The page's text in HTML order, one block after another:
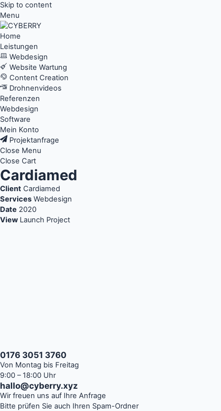
Skip to content
Menu
Home
Leistungen
Webdesign
Website Wartung
Content Creation
Drohnenvideos
Referenzen
Webdesign
Software
Mein Konto
Projektanfrage
Close Menu
Close Cart
Cardiamed
Client Cardiamed
Services Webdesign
Date 2020
View Launch Project
0176 3051 3760
Von Montag bis Freitag
9:00 – 18:00 Uhr
hallo@cyberry.xyz
Wir freuen uns auf Ihre Anfrage
Bitte prüfen Sie auch Ihren Spam-Ordner